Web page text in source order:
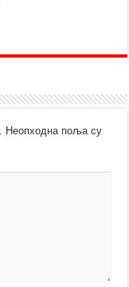
Неопходна поља су